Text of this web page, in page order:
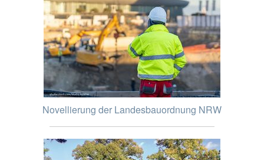
Novellierung der Landesbauordnung NRW